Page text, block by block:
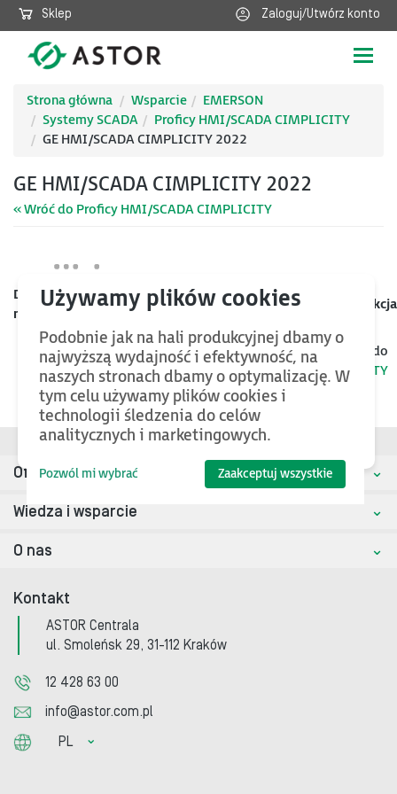
Sklep Zaloguj/Utwórz konto
Strona główna
Wsparcie
EMERSON
Systemy SCADA
Proficy HMI/SCADA CIMPLICITY
GE HMI/SCADA CIMPLICITY 2022
GE HMI/SCADA CIMPLICITY 2022
« Wróć do Proficy HMI/SCADA CIMPLICITY
Data
mod.
KategoriaNazwa Akcja
Jeśli chcesz znaleźć więcej plików oraz bazy wiedzy, wróć do
kategorii nadrzędnejProficy HMI/SCADA CIMPLICITY
Oferta
Wiedza i wsparcie
O nas
Kontakt
ASTOR Centrala
ul. Smoleńsk 29, 31-112 Kraków
12 428 63 00
info@astor.com.pl
PL
Podobnie jak na hali produkcyjnej dbamy o
najwyższą wydajność i efektywność, na
naszych stronach dbamy o optymalizację. W
tym celu używamy plików cookies i
technologii śledzenia do celów
analitycznych i marketingowych.
Pozwól mi wybrać Zaakceptuj wszystkie